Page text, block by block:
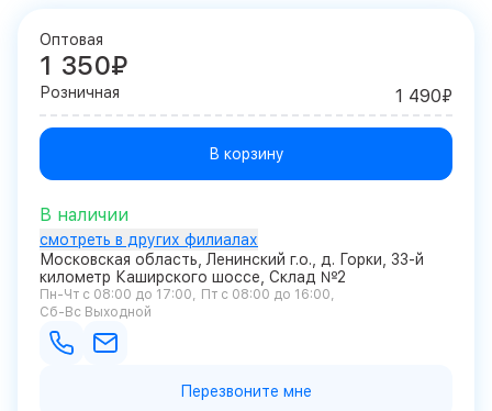
Оптовая
1 350₽
Розничная 1 490₽
В корзину
В наличии
смотреть в других филиалах
Московская область, Ленинский г.о., д. Горки, 33-й
километр Каширского шоссе, Склад №2
Пн-Чт с 08:00 до 17:00
Пт с 08:00 до 16:00
Сб-Вс Выходной
Перезвоните мне